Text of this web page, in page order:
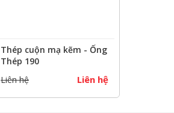
Thép cuộn mạ kẽm - Ống
Thép 190
Liên hệ
Liên hệ